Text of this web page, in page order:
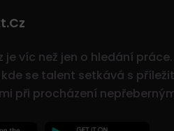
je víc než jen o hledání
se talent setkává s
při procházení